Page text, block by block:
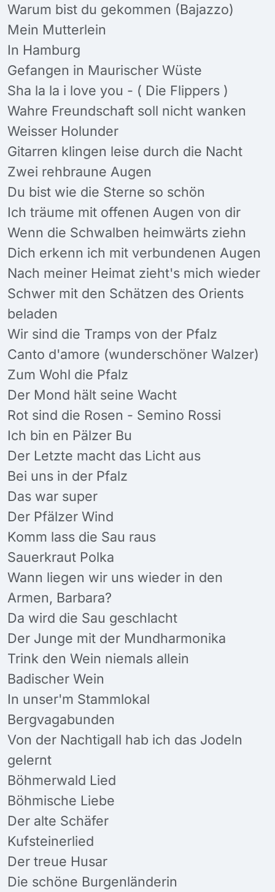
Warum bist du gekommen (Bajazzo)
Mein Mutterlein
In Hamburg
Gefangen in Maurischer Wüste
Sha la la i love you - ( Die Flippers )
Wahre Freundschaft soll nicht wanken
Weisser Holunder
Gitarren klingen leise durch die Nacht
Zwei rehbraune Augen
Du bist wie die Sterne so schön
Ich träume mit offenen Augen von dir
Wenn die Schwalben heimwärts ziehn
Dich erkenn ich mit verbundenen Augen
Nach meiner Heimat zieht's mich wieder
Schwer mit den Schätzen des Orients
beladen
Wir sind die Tramps von der Pfalz
Canto d'amore (wunderschöner Walzer)
Zum Wohl die Pfalz
Der Mond hält seine Wacht
Rot sind die Rosen - Semino Rossi
Ich bin en Pälzer Bu
Der Letzte macht das Licht aus
Bei uns in der Pfalz
Das war super
Der Pfälzer Wind
Komm lass die Sau raus
Sauerkraut Polka
Wann liegen wir uns wieder in den
Armen, Barbara?
Da wird die Sau geschlacht
Der Junge mit der Mundharmonika
Trink den Wein niemals allein
Badischer Wein
In unser'm Stammlokal
Bergvagabunden
Von der Nachtigall hab ich das Jodeln
gelernt
Böhmerwald Lied
Böhmische Liebe
Der alte Schäfer
Kufsteinerlied
Der treue Husar
Die schöne Burgenländerin